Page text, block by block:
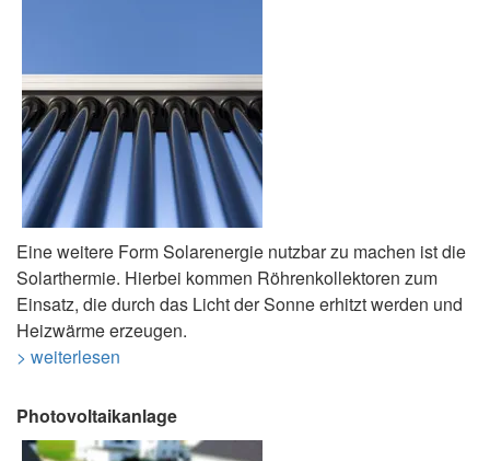
Eine weitere Form Solarenergie nutzbar zu machen ist die
Solarthermie. Hierbei kommen Röhrenkollektoren zum
Einsatz, die durch das Licht der Sonne erhitzt werden und
Heizwärme erzeugen.
> weiterlesen
Photovoltaikanlage